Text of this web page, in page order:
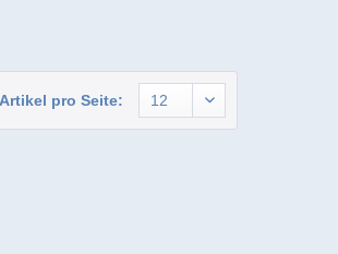
Artikel pro Seite: